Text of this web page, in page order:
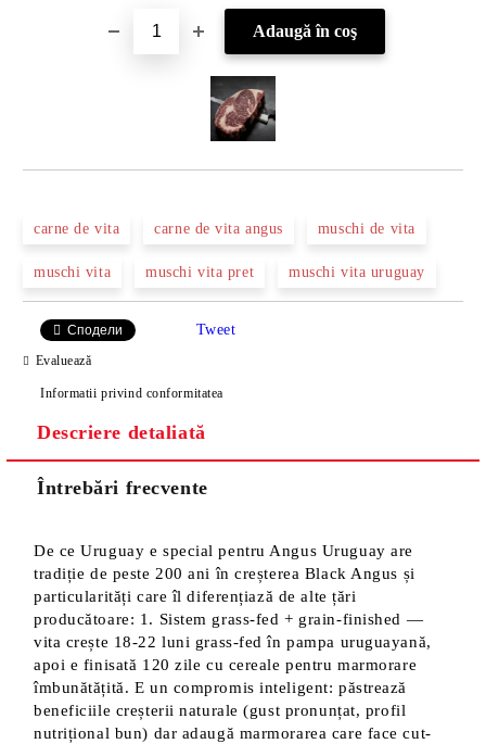
carne de vita carne de vita angus muschi de vita
muschi vita muschi vita pret muschi vita uruguay
Сподели Tweet
Evaluează
Informatii privind conformitatea
Descriere detaliată
Întrebări frecvente
De ce Uruguay e special pentru Angus Uruguay are
tradiție de peste 200 ani în creșterea Black Angus și
particularități care îl diferențiază de alte țări
producătoare: 1. Sistem grass-fed + grain-finished —
vita crește 18-22 luni grass-fed în pampa uruguayană,
apoi e finisată 120 zile cu cereale pentru marmorare
îmbunătățită. E un compromis inteligent: păstrează
beneficiile creșterii naturale (gust pronunțat, profil
nutrițional bun) dar adaugă marmorarea care face cut-